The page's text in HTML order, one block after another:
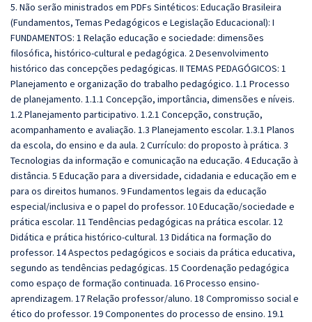
5. Não serão ministrados em PDFs Sintéticos: Educação Brasileira
(Fundamentos, Temas Pedagógicos e Legislação Educacional): I
FUNDAMENTOS: 1 Relação educação e sociedade: dimensões
filosófica, histórico‐cultural e pedagógica. 2 Desenvolvimento
histórico das concepções pedagógicas. II TEMAS PEDAGÓGICOS: 1
Planejamento e organização do trabalho pedagógico. 1.1 Processo
de planejamento. 1.1.1 Concepção, importância, dimensões e níveis.
1.2 Planejamento participativo. 1.2.1 Concepção, construção,
acompanhamento e avaliação. 1.3 Planejamento escolar. 1.3.1 Planos
da escola, do ensino e da aula. 2 Currículo: do proposto à prática. 3
Tecnologias da informação e comunicação na educação. 4 Educação à
distância. 5 Educação para a diversidade, cidadania e educação em e
para os direitos humanos. 9 Fundamentos legais da educação
especial/inclusiva e o papel do professor. 10 Educação/sociedade e
prática escolar. 11 Tendências pedagógicas na prática escolar. 12
Didática e prática histórico-cultural. 13 Didática na formação do
professor. 14 Aspectos pedagógicos e sociais da prática educativa,
segundo as tendências pedagógicas. 15 Coordenação pedagógica
como espaço de formação continuada. 16 Processo ensino‐
aprendizagem. 17 Relação professor/aluno. 18 Compromisso social e
ético do professor. 19 Componentes do processo de ensino. 19.1